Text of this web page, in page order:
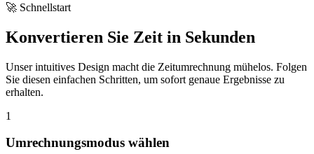
🚀 Schnellstart
Konvertieren Sie Zeit in Sekunden
Unser intuitives Design macht die Zeitumrechnung mühelos. Folgen
Sie diesen einfachen Schritten, um sofort genaue Ergebnisse zu
erhalten.
1
Umrechnungsmodus wählen